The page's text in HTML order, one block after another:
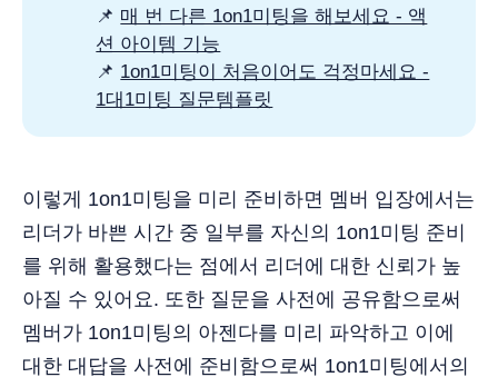
📌 매 번 다른 1on1미팅을 해보세요 - 액
션 아이템 기능
📌 1on1미팅이 처음이어도 걱정마세요 -
1대1미팅 질문템플릿
이렇게 1on1미팅을 미리 준비하면 멤버 입장에서는
리더가 바쁜 시간 중 일부를 자신의 1on1미팅 준비
를 위해 활용했다는 점에서 리더에 대한 신뢰가 높
아질 수 있어요. 또한 질문을 사전에 공유함으로써
멤버가 1on1미팅의 아젠다를 미리 파악하고 이에
대한 대답을 사전에 준비함으로써 1on1미팅에서의